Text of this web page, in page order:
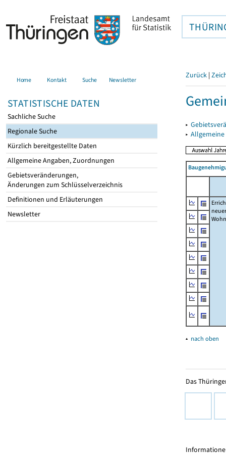
Home Kontakt Suche Newsletter
STATISTISCHE DATEN
Sachliche Suche
Regionale Suche
Kürzlich bereitgestellte Daten
Allgemeine Angaben, Zuordnungen
Gebietsveränderungen,
Änderungen zum Schlüsselverzeichnis
Definitionen und Erläuterungen
Newsletter
Zurück |
▸
▸
neuer
▴ nach oben
Das